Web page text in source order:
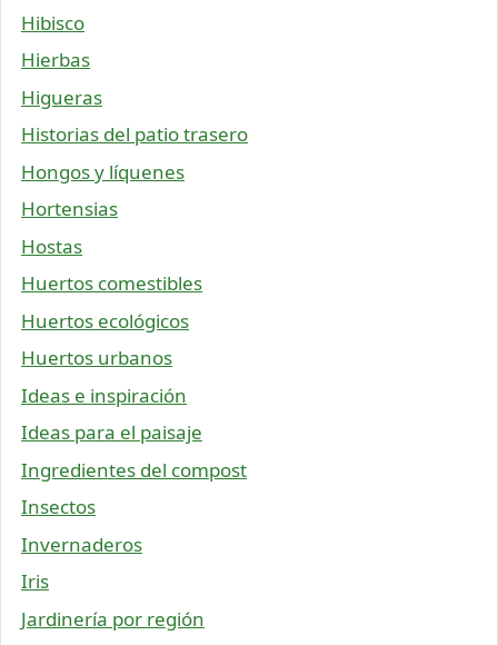
Hibisco
Hierbas
Higueras
Historias del patio trasero
Hongos y líquenes
Hortensias
Hostas
Huertos comestibles
Huertos ecológicos
Huertos urbanos
Ideas e inspiración
Ideas para el paisaje
Ingredientes del compost
Insectos
Invernaderos
Iris
Jardinería por región